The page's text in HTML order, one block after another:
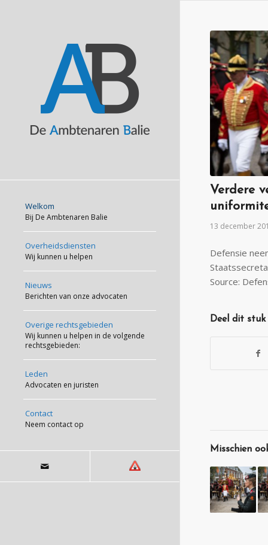
Welkom
Bij De Ambtenaren Balie
Overheidsdiensten
Wij kunnen u helpen
Nieuws
Berichten van onze advocaten
Overige rechtsgebieden
Wij kunnen u helpen in de volgende
rechtsgebieden:
Leden
Advocaten en juristen
Contact
Neem contact op
Verdere
13 december
Defensie
Source:
Deel dit stuk
Misschien